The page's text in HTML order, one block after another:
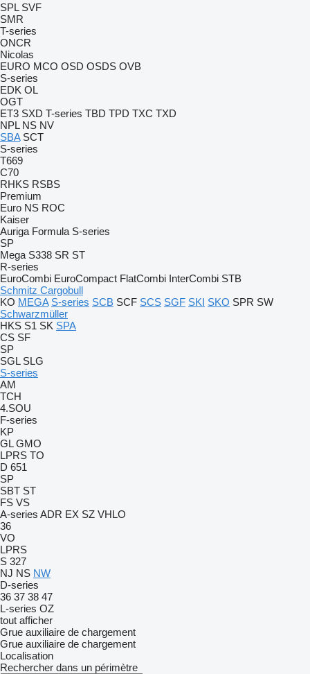
SPL SVF
SMR
T-series
ONCR
Nicolas
EURO MCO OSD OSDS OVB
S-series
EDK OL
OGT
ET3 SXD T-series TBD TPD TXC TXD
NPL NS NV
SBA SCT
S-series
T669
C70
RHKS RSBS
Premium
Euro NS ROC
Kaiser
Auriga Formula S-series
SP
Mega S338 SR ST
R-series
EuroCombi EuroCompact FlatCombi InterCombi STB
Schmitz Cargobull
KO MEGA S-series SCB SCF SCS SGF SKI SKO SPR SW
Schwarzmüller
HKS S1 SK SPA
CS SF
SP
SGL SLG
S-series
AM
TCH
4.SOU
F-series
KP
GL GMO
LPRS TO
D 651
SP
SBT ST
FS VS
A-series ADR EX SZ VHLO
36
VO
LPRS
S 327
NJ NS NW
D-series
36 37 38 47
L-series OZ
tout afficher
Grue auxiliaire de chargement
Grue auxiliaire de chargement
Localisation
Rechercher dans un périmètre